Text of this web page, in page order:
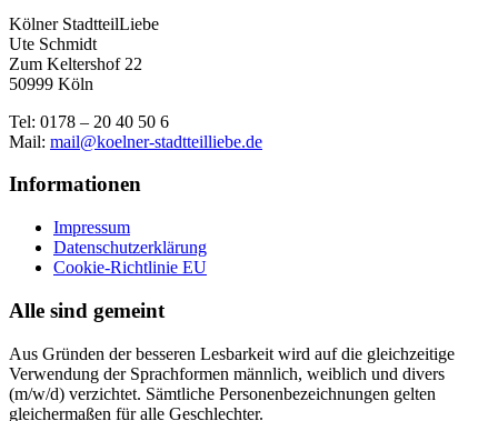
Kölner StadtteilLiebe
Ute Schmidt
Zum Keltershof 22
50999 Köln
Tel: 0178 – 20 40 50 6
Mail: mail@koelner-stadtteilliebe.de
Informationen
Impressum
Datenschutzerklärung
Cookie-Richtlinie EU
Alle sind gemeint
Aus Gründen der besseren Lesbarkeit wird auf die gleichzeitige
Verwendung der Sprachformen männlich, weiblich und divers
(m/w/d) verzichtet. Sämtliche Personenbezeichnungen gelten
gleichermaßen für alle Geschlechter.